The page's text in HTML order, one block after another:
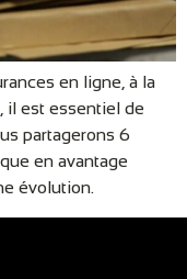
en ligne, à la
il est essentiel de
partagerons 6
en avantage
évolution.